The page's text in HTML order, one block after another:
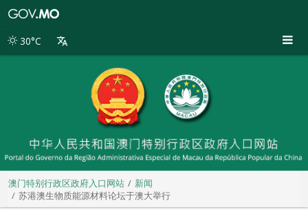
别
30°C
澳门特别行政区政府入口网站
新闻
苏港澳生物质能源材料论坛于澳大举行